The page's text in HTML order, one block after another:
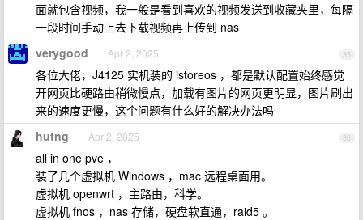
面就包含视频，我一般是看到喜欢的视频发送到收藏夹里，每隔
一段时间手动上去下载视频再上传到 nas
35
verygood Apr 2, 2025
各位大佬，J4125 实机装的 istoreos ，都是默认配置始终感觉
开网页比硬路由稍微慢点，加载有图片的网页更明显，图片刷出
来的速度更慢，这个问题有什么好的解决办法吗
36
hutng Apr 2, 2025
all in one pve ，
装了几个虚拟机 Windows ，mac 远程桌面用。
虚拟机 openwrt ，主路由，科学。
虚拟机 fnos ，nas 存储，硬盘软直通，raid5 。